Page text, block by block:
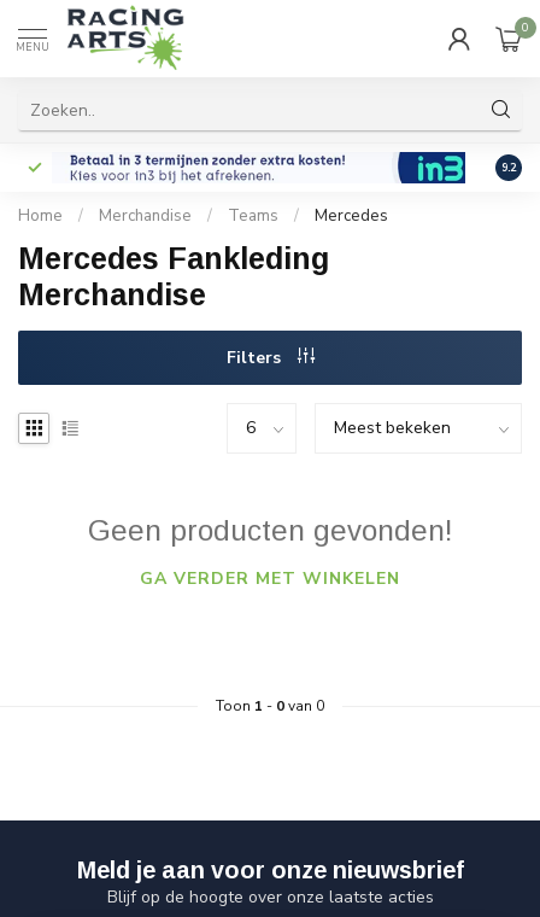
MENU
0
9.2
Home / Merchandise / Teams / Mercedes
Mercedes Fankleding
Merchandise
Filters
Geen producten gevonden!
GA VERDER MET WINKELEN
Toon 1 - 0van 0
Meld je aan voor onze nieuwsbrief
Blijf op de hoogte over onze laatste acties